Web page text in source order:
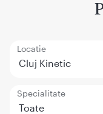
Locatie
Cluj Kinetic
Specialitate
Toate